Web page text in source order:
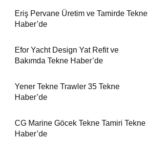
Eriş Pervane Üretim ve Tamirde Tekne
Haber’de
Efor Yacht Design Yat Refit ve
Bakımda Tekne Haber’de
Yener Tekne Trawler 35 Tekne
Haber’de
CG Marine Göcek Tekne Tamiri Tekne
Haber’de